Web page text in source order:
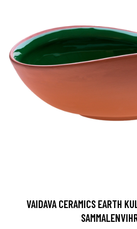
VAIDAVA CERAMICS EARTH